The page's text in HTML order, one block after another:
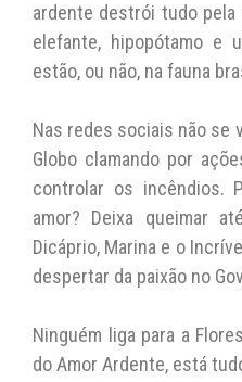
ardente destrói tudo pela
elefante, hipopótamo e
estão, ou não, na fauna
Nas redes sociais não se
Globo clamando por
controlar os incêndios.
amor? Deixa queimar
Dicáprio, Marina e o
despertar da paixão no
Ninguém liga para a
do Amor Ardente, está